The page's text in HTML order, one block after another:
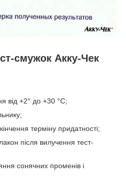
смужок Акку-Чек
від +2° до +30 °C;
терміну придатності;
після вилучення тест-
сонячних променів і